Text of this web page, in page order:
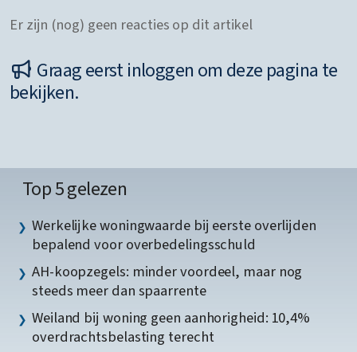
Er zijn (nog) geen reacties op dit artikel
Graag eerst inloggen om deze pagina te
bekijken.
Top 5 gelezen
Werkelijke woningwaarde bij eerste overlijden
bepalend voor overbedelingsschuld
AH-koopzegels: minder voordeel, maar nog
steeds meer dan spaarrente
Weiland bij woning geen aanhorigheid: 10,4%
overdrachtsbelasting terecht